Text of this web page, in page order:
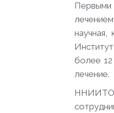
Первыми
научная,
более 12
лечение.